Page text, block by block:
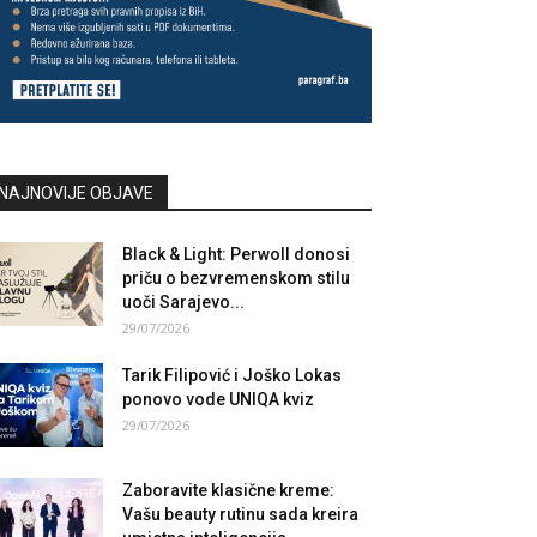
OBJAVE
Black & Light: Perwoll donosi
priču o bezvremenskom stilu
uoči Sarajevo...
29/07/2026
Tarik Filipović i Joško Lokas
ponovo vode UNIQA kviz
29/07/2026
Zaboravite klasične kreme:
Vašu beauty rutinu sada kreira